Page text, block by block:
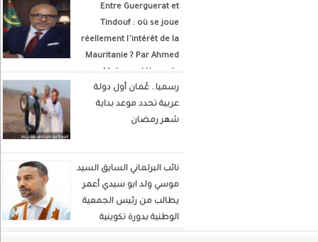
Entre Guerguerat et
Tindouf : où se joue
réellement l’intérêt de la
Mauritanie ? Par Ahmed
Mohamed Hamada
Écrivain et analyste
politique
رسميا.. عُمان أول دولة
عربية تحدد موعد بداية
شهر رمضان
نائب البرلماني السابق السيد
موسي ولد ابو سيدي أعمر
يطالب من رئيس الجمعية
الوطنية بدورة تكوينية
للنواب الجديد